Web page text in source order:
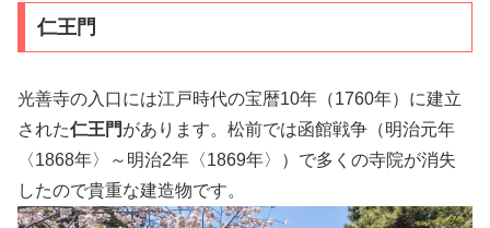
仁王門
光善寺の入口には江戸時代の宝暦10年（1760年）に建立
された仁王門があります。松前では函館戦争（明治元年
〈1868年〉～明治2年〈1869年〉）で多くの寺院が消失
したので貴重な建造物です。